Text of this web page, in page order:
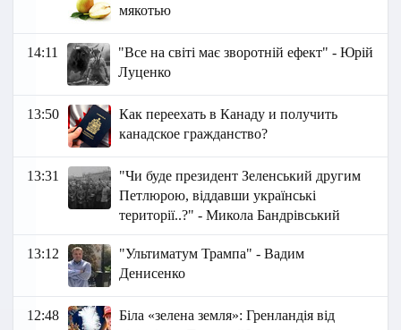
мякотью
14:11
"Все на світі має зворотній ефект" - Юрій
Луценко
13:50
Как переехать в Канаду и получить
канадское гражданство?
13:31
"Чи буде президент Зеленський другим
Петлюрою, віддавши українські
території..?" - Микола Бандрівський
13:12
"Ультиматум Трампа" - Вадим
Денисенко
12:48
Біла «зелена земля»: Гренландія від